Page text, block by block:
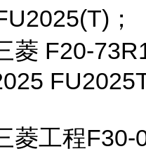
；
菱 F20-
菱工程F30-